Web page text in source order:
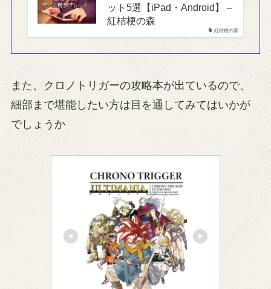
紅桔梗の森
ット5選【iPad・Android】 –
紅桔梗の森
また、クロノトリガーの攻略本が出ているので、
細部まで堪能したい方は目を通してみてはいかが
でしょうか